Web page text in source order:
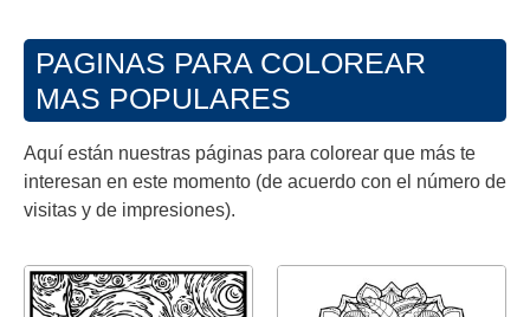
PAGINAS PARA COLOREAR
MAS POPULARES
Aquí están nuestras páginas para colorear que más te
interesan en este momento (de acuerdo con el número de
visitas y de impresiones).